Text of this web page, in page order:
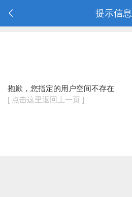
提示信息
抱歉，您指定的用户空间不存在
[ 点击这里返回上一页 ]